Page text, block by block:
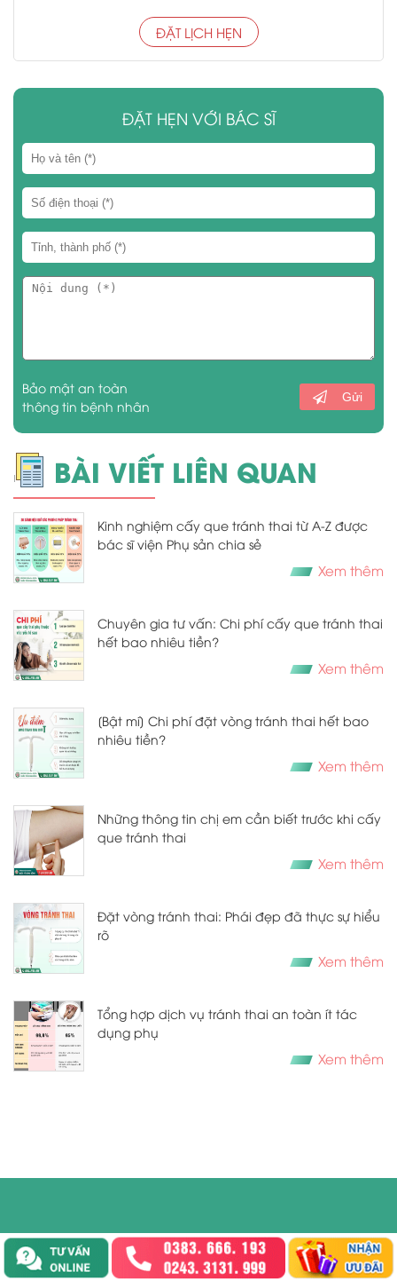
ĐẶT LỊCH HẸN
ĐẶT HẸN VỚI BÁC SĨ
Bảo mật an toàn
thông tin bệnh nhân
Gửi
BÀI VIẾT LIÊN QUAN
Kinh nghiệm cấy que tránh thai từ A-Z được
bác sĩ viện Phụ sản chia sẻ
Xem thêm
Chuyên gia tư vấn: Chi phí cấy que tránh thai
hết bao nhiêu tiền?
Xem thêm
[Bật mí] Chi phí đặt vòng tránh thai hết bao
nhiêu tiền?
Xem thêm
Những thông tin chị em cần biết trước khi cấy
que tránh thai
Xem thêm
Đặt vòng tránh thai: Phái đẹp đã thực sự hiểu
rõ
Xem thêm
Tổng hợp dịch vụ tránh thai an toàn ít tác
dụng phụ
Xem thêm